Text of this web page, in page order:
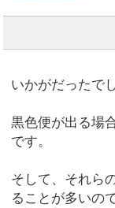
いかがだったで
黒色便が出る場
です。
そして、それら
ることが多いの